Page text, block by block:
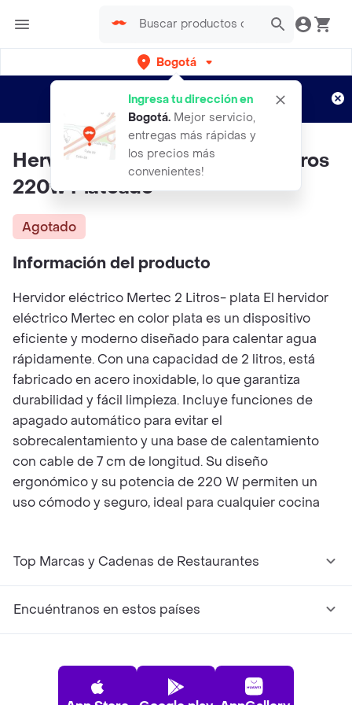
Bogotá
Ingresa tu dirección en
Bogotá. Mejor servicio,
entregas más rápidas y
los precios más
convenientes!
envíos gratis por semanas
Aplican TyC
Hervidor Eléctrico Mertec 2 Litros
220w Plateado
Agotado
Información del producto
Hervidor eléctrico Mertec 2 Litros- plata El hervidor
eléctrico Mertec en color plata es un dispositivo
eficiente y moderno diseñado para calentar agua
rápidamente. Con una capacidad de 2 litros, está
fabricado en acero inoxidable, lo que garantiza
durabilidad y fácil limpieza. Incluye funciones de
apagado automático para evitar el
sobrecalentamiento y una base de calentamiento
con cable de 7 cm de longitud. Su diseño
ergonómico y su potencia de 220 W permiten un
uso cómodo y seguro, ideal para cualquier cocina
Top Marcas y Cadenas de Restaurantes
Encuéntranos en estos países